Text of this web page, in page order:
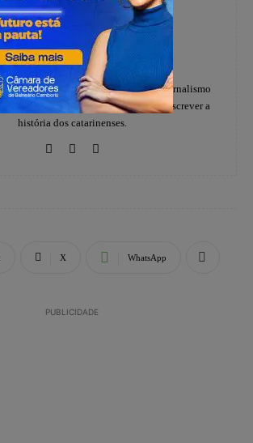
Redação
www.instagram.com/folhadoestadosc/
Folha do Estado especializado em jornalismo
denúncias, há 20 anos, ajudando a escrever a
história dos catarinenses.
X WhatsApp
PUBLICIDADE